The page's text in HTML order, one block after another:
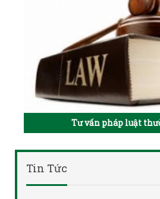
Tư vấn pháp luật
Tin Tức